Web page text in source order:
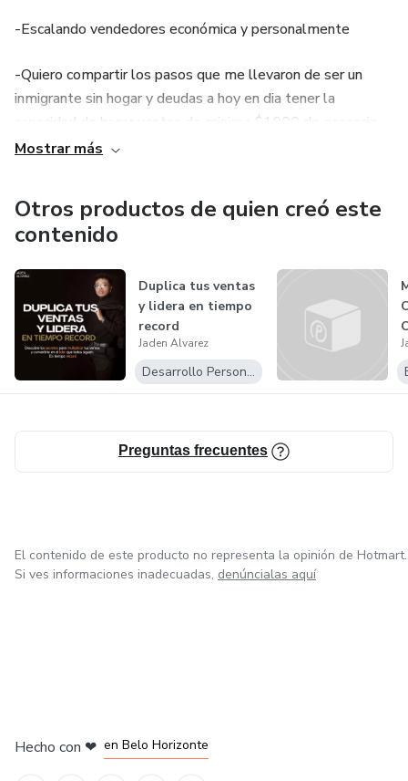
-Escalando vendedores económica y personalmente
-Quiero compartir los pasos que me llevaron de ser un
inmigrante sin hogar y deudas a hoy en dia tener la
capacidad de hacer ventas de minimo $1000 de ganancia
en menos de 1 hora.
dinero de forma ilimitada en cualquier lugar, momento y
desde cualquier moneda, VENDER.
-Mi mision es aportarte informacion de valor y ayudarte a
desarrollar 2 habilidades extremadamente necesarias en la
vida real, VENDER Y LIDERAR, acompañado de principios
de mindset, autorresposabilidad, emprendimiento y
conviertete una persona inquebrantable para que estes
no lo has notado, todo lo que genera dinero tiene esa base,
Mostrar más
Otros productos de quien creó este
contenido
Duplica tus ventas
y lidera en tiempo
record
Jaden Alvarez
Desarrollo Personal
Preguntas frecuentes
El contenido de este producto no representa la opinión de Hotmart.
Si ves informaciones inadecuadas, denúncialas aquí
Hecho con ❤ en Belo Horizonte